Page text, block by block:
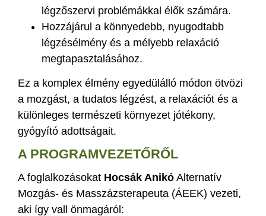
légzőszervi problémákkal élők számára.
Hozzájárul a könnyedebb, nyugodtabb
légzésélmény és a mélyebb relaxáció
megtapasztalásához.
Ez a komplex élmény egyedülálló módon ötvözi
a mozgást, a tudatos légzést, a relaxációt és a
különleges természeti környezet jótékony,
gyógyító adottságait.
A PROGRAMVEZETŐRŐL
A foglalkozásokat Hocsák Anikó Alternatív
Mozgás- és Masszázsterapeuta (ÁEEK) vezeti,
aki így vall önmagáról: